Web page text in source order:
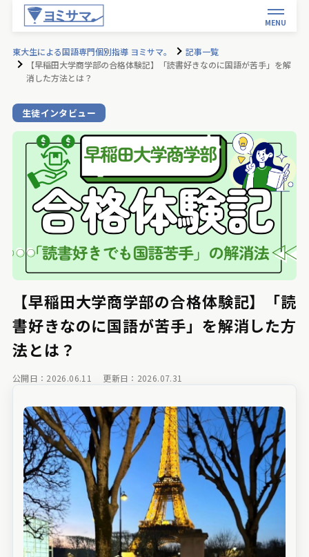
MENU
東大生による国語専門個別指導 ヨミサマ。
記事一覧
【早稲田大学商学部の合格体験記】「読書好きなのに国語が苦手」を解
消した方法とは？
生徒インタビュー
【早稲田大学商学部の合格体験記】「読
書好きなのに国語が苦手」を解消した方
法とは？
公開日：2026.06.11 更新日：2026.07.31